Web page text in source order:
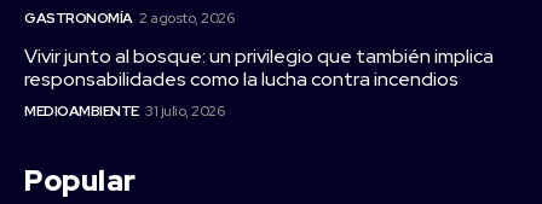
GASTRONOMÍA 2 agosto, 2026
Vivir junto al bosque: un privilegio que también implica
responsabilidades como la lucha contra incendios
MEDIOAMBIENTE 31 julio, 2026
Popular